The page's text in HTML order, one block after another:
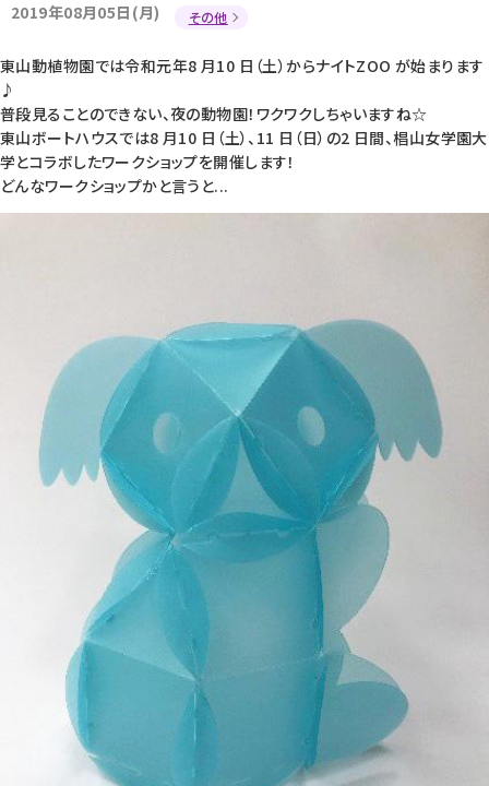
2019年08月05日(月) その他
東山動植物園では令和元年8 月10 日（土）からナイトZOO が始まります
♪
普段見ることのできない、夜の動物園！ワクワクしちゃいますね☆
東山ボートハウスでは8 月10 日（土）、11 日（日）の2 日間、椙山女学園大
学とコラボしたワークショップを開催します！
どんなワークショップかと言うと...